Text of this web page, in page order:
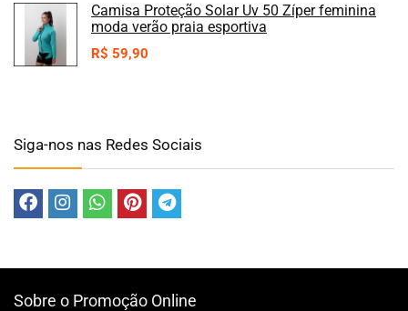
Camisa Proteção Solar Uv 50 Zíper feminina
moda verão praia esportiva
R$ 59,90
Siga-nos nas Redes Sociais
Sobre o Promoção Online